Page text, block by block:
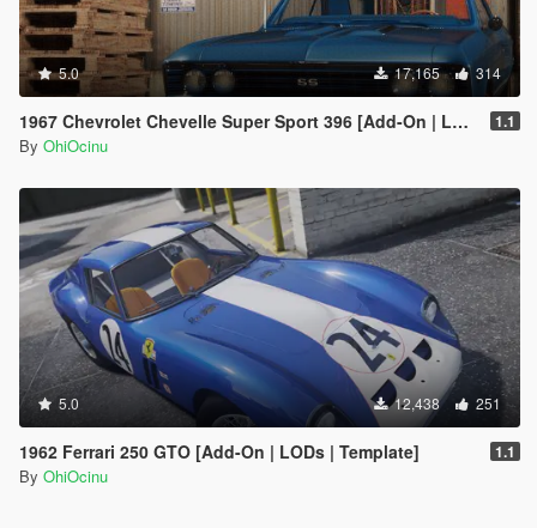
5.0 17,165 314
1967 Chevrolet Chevelle Super Sport 396 [Add-On | LODs | Template] 1.1
By OhiOcinu
5.0 12,438 251
1962 Ferrari 250 GTO [Add-On | LODs | Template] 1.1
By OhiOcinu